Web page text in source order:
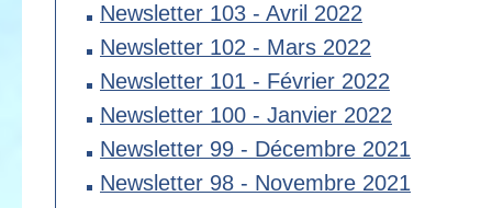
Newsletter 103 - Avril 2022
Newsletter 102 - Mars 2022
Newsletter 101 - Février 2022
Newsletter 100 - Janvier 2022
Newsletter 99 - Décembre 2021
Newsletter 98 - Novembre 2021